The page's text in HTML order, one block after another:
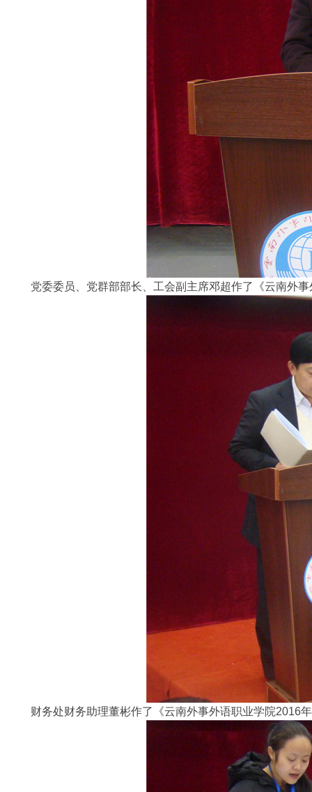
党委委员、党群部部长、工会副主席邓超作了《云南外事
财务处财务助理董彬作了《云南外事外语职业学院2016